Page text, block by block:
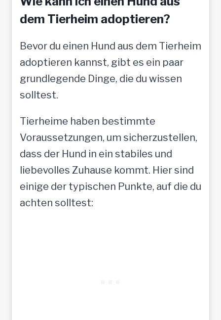
l
l
e
n
s
c
h
e
dem Tierheim adoptieren?
Bevor du einen Hund aus dem Tierheim
adoptieren kannst, gibt es ein paar
grundlegende Dinge, die du wissen
solltest.
Tierheime haben bestimmte
Voraussetzungen, um sicherzustellen,
dass der Hund in ein stabiles und
liebevolles Zuhause kommt. Hier sind
einige der typischen Punkte, auf die du
achten solltest: